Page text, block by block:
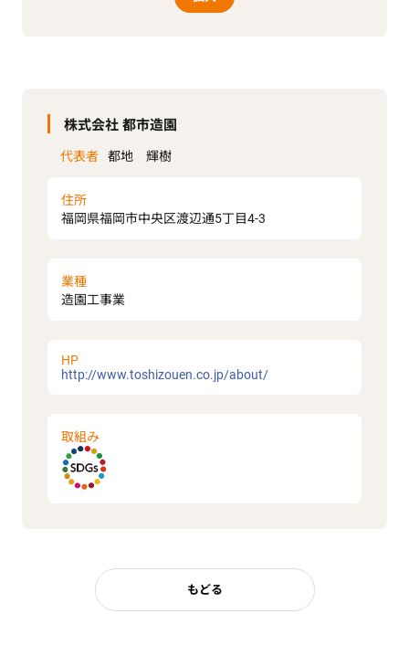
株式会社 都市造園
代表者 都地 輝樹
住所
福岡県福岡市中央区渡辺通5丁目4‐3
業種
造園工事業
HP
http://www.toshizouen.co.jp/about/
取組み
もどる